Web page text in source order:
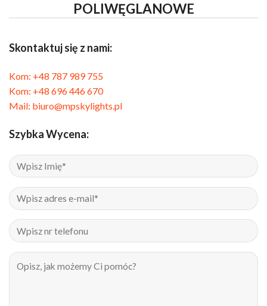
POLIWĘGLANOWE
Skontaktuj się z nami:
Kom: +48 787 989 755
Kom: +48 696 446 670
Mail: biuro@mpskylights.pl
Szybka Wycena: